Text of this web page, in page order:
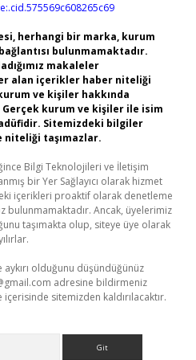
herhangi bir marka, kurum
bulunmamaktadır.
makaleler
alan içerikler haber niteliği
ve kişiler hakkında
Gerçek kurum ve kişiler ile isim
Sitemizdeki bilgiler
taşımazlar.
Bilgi Teknolojileri ve İletişim
bir Yer Sağlayıcı olarak hizmet
içerikleri proaktif olarak denetleme
bulunmamaktadır. Ancak, üyelerimiz
taşımakta olup, siteye üye olarak
olduğunu düşündüğünüz
adresine bildirmeniz
sitemizden kaldırılacaktır.